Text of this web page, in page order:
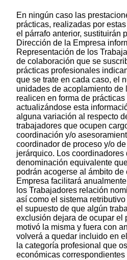
En ningún caso las
prácticas, realizadas por
el párrafo anterior, sustituirán
Dirección de la Empresa
Representación de los
de colaboración que se
prácticas profesionales
que se trate en cada caso, el
unidades de acoplamiento de
realicen en forma de
actualizándose esta
alguna variación al respecto
trabajadores que ocupen
coordinación y/o
coordinador de proceso y/o
jerárquico. Los coordinadores
denominación equivalente
podrán acogerse al ámbito de
Empresa facilitará
los Trabajadores relación
así como el sistema
el supuesto de que algún
exclusión dejara de ocupar el
motivó la misma y fuera con
volverá a quedar incluido en
la categoría profesional que
económicas correspondientes